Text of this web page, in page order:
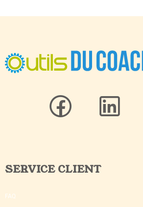
SERVICE CLIENT
FAQ